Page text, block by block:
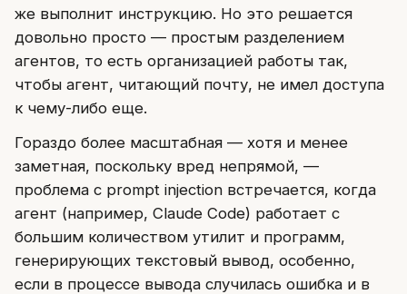
же выполнит инструкцию. Но это решается
довольно просто — простым разделением
агентов, то есть организацией работы так,
чтобы агент, читающий почту, не имел доступа
к чему-либо еще.
Гораздо более масштабная — хотя и менее
заметная, поскольку вред непрямой, —
проблема с prompt injection встречается, когда
агент (например, Claude Code) работает с
большим количеством утилит и программ,
генерирующих текстовый вывод, особенно,
если в процессе вывода случилась ошибка и в